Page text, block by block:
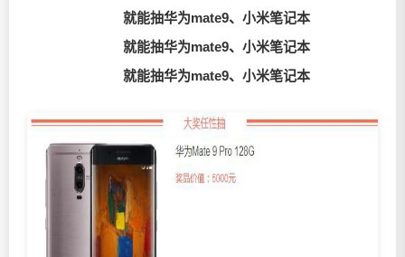
就能抽华为mate9、小米笔记本
就能抽华为mate9、小米笔记本
就能抽华为mate9、小米笔记本